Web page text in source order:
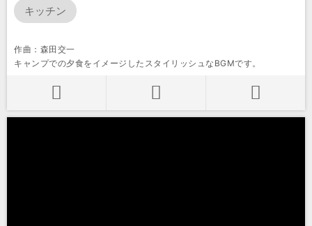
キッチン
作曲：森田交一
キャンプでの夕食をイメージしたスタイリッシュなBGMです。